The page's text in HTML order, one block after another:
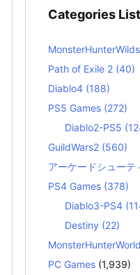
Categories List
MonsterHunterWilds
Path of Exile 2 (40)
Diablo4 (188)
PS5 Games (272)
Diablo2-PS5
GuildWars2 (560)
アーケードシューテ
PS4 Games (378)
Diablo3-PS4
Destiny (22)
MonsterHunterWorld
PC Games (1,939)